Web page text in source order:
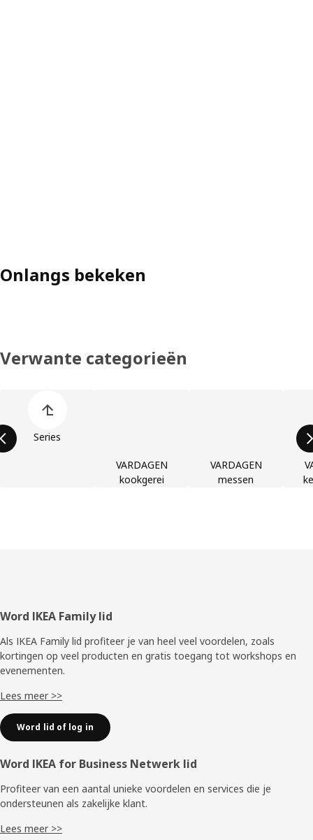
Onlangs bekeken
Verwante categorieën
Series
VARDAGEN
kookgerei
VARDAGEN
messen
Voettekst
Word IKEA Family lid
Als IKEA Family lid profiteer je van heel veel voordelen, zoals
kortingen op veel producten en gratis toegang tot workshops en
evenementen.
Lees meer >>
Word lid of log in
Word IKEA for Business Netwerk lid
Profiteer van een aantal unieke voordelen en services die je
ondersteunen als zakelijke klant.
Lees meer >>